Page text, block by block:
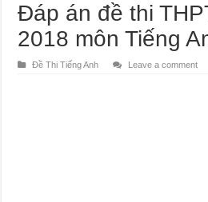
Đáp án đề thi
2018 môn Tiếng
Đề Thi Tiếng Anh Leave a comment